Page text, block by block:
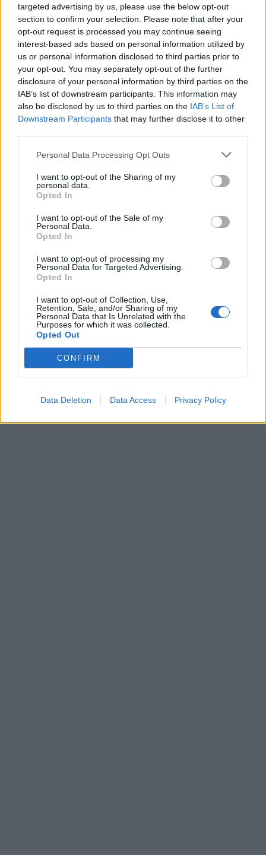
targeted advertising by us, please use the below opt-out
section to confirm your selection. Please note that after your
opt-out request is processed you may continue seeing
interest-based ads based on personal information utilized by
us or personal information disclosed to third parties prior to
your opt-out. You may separately opt-out of the further
disclosure of your personal information by third parties on the
IAB’s list of downstream participants. This information may
also be disclosed by us to third parties on the IAB’s List of
Downstream Participants that may further disclose it to other
Personal Data Processing Opt Outs
I want to opt-out of the Sharing of my
personal data.
Opted In
I want to opt-out of the Sale of my
Personal Data.
Opted In
I want to opt-out of processing my
Personal Data for Targeted Advertising.
Opted In
I want to opt-out of Collection, Use,
Retention, Sale, and/or Sharing of my
Personal Data that Is Unrelated with the
Purposes for which it was collected.
Opted Out
CONFIRM
Data Deletion Data Access Privacy Policy